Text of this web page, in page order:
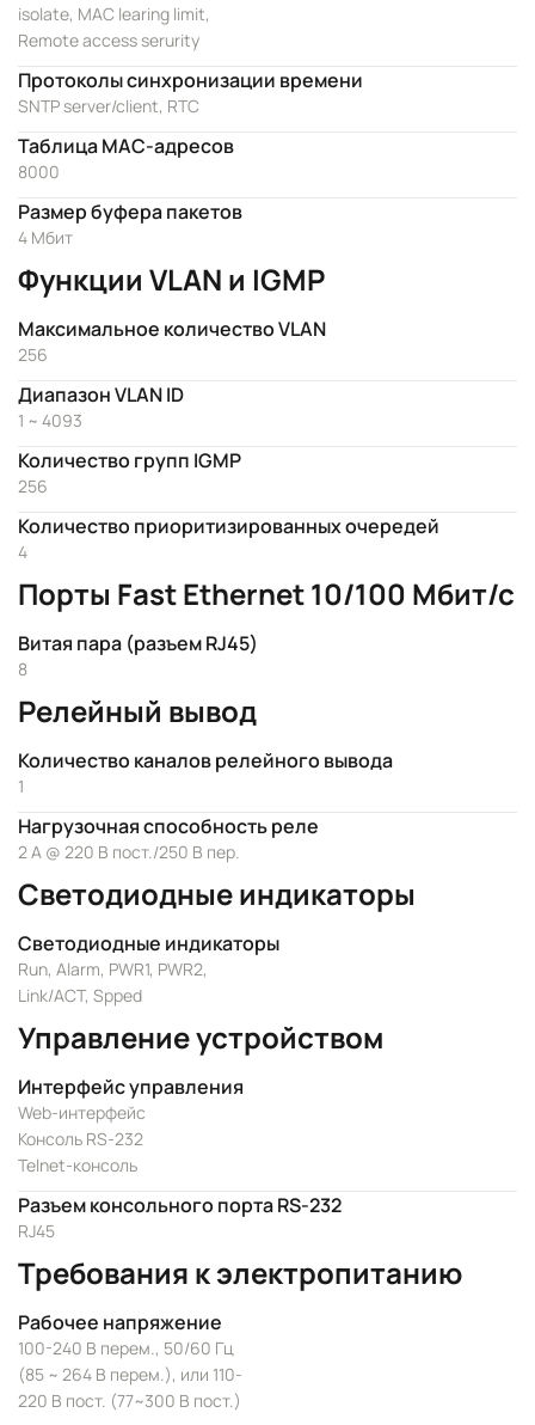
isolate, MAC learing limit,
Remote access serurity
Протоколы синхронизации времени
SNTP server/client, RTC
Таблица MAC-адресов
8000
Размер буфера пакетов
4 Мбит
Функции VLAN и IGMP
Максимальное количество VLAN
256
Диапазон VLAN ID
1 ~ 4093
Количество групп IGMP
256
Количество приоритизированных очередей
4
Порты Fast Ethernet 10/100 Мбит/с
Витая пара (разъем RJ45)
8
Релейный вывод
Количество каналов релейного вывода
1
Нагрузочная способность реле
2 А @ 220 В пост./250 В пер.
Светодиодные индикаторы
Светодиодные индикаторы
Run, Alarm, PWR1, PWR2,
Link/ACT, Spped
Управление устройством
Интерфейс управления
Web-интерфейс
Консоль RS-232
Telnet-консоль
Разъем консольного порта RS-232
RJ45
Требования к электропитанию
Рабочее напряжение
100-240 В перем., 50/60 Гц
(85 ~ 264 В перем.), или 110-
220 В пост. (77~300 В пост.)